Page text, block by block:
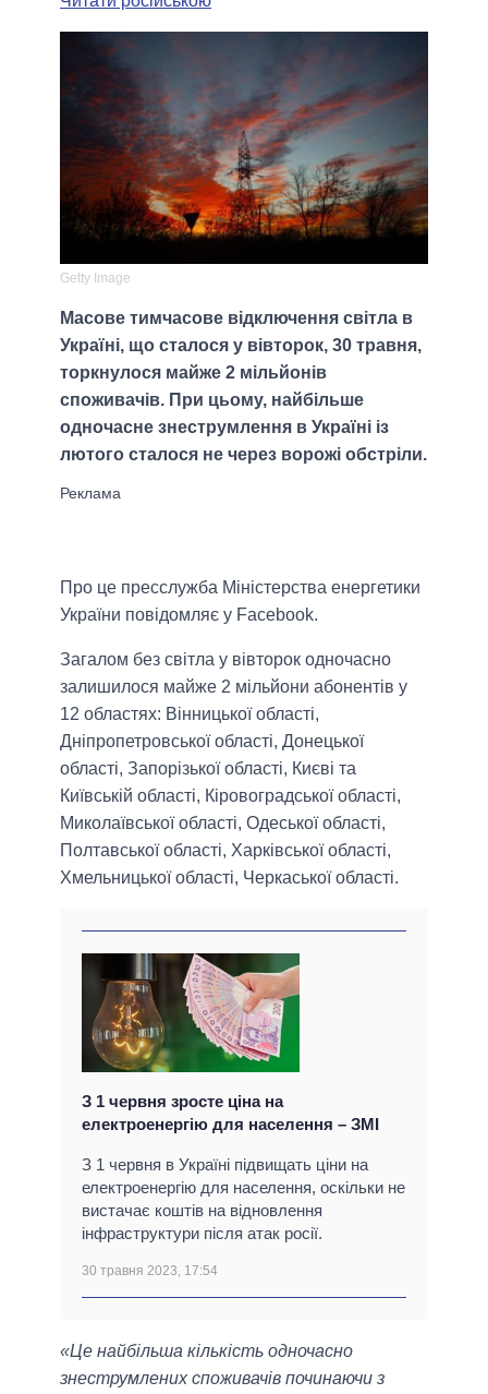
Getty Image
Масове тимчасове відключення світла в
Україні, що сталося у вівторок, 30 травня,
торкнулося майже 2 мільйонів
споживачів. При цьому, найбільше
одночасне знеструмлення в Україні із
лютого сталося не через ворожі обстріли.
Про це пресслужба Міністерства енергетики
України повідомляє у Facebook.
Загалом без світла у вівторок одночасно
залишилося майже 2 мільйони абонентів у
12 областях: Вінницької області,
Дніпропетровської області, Донецької
області, Запорізької області, Києві та
Київській області, Кіровоградської області,
Миколаївської області, Одеської області,
Полтавської області, Харківської області,
Хмельницької області, Черкаської області.
З 1 червня зросте ціна на
електроенергію для населення – ЗМІ
З 1 червня в Україні підвищать ціни на
електроенергію для населення, оскільки не
вистачає коштів на відновлення
інфраструктури після атак росії.
30 травня 2023, 17:54
«Це найбільша кількість одночасно
знеструмлених споживачів починаючи з